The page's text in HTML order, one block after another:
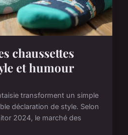
chaussettes
et humour
transforment un simple
déclaration de style. Selon
2024, le marché des